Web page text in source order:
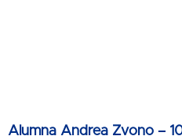
Alumna Andrea Zvono –